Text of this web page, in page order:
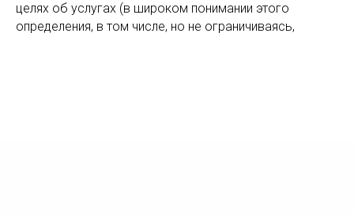
целях об услугах (в широком понимании этого
определения, в том числе, но не ограничиваясь,